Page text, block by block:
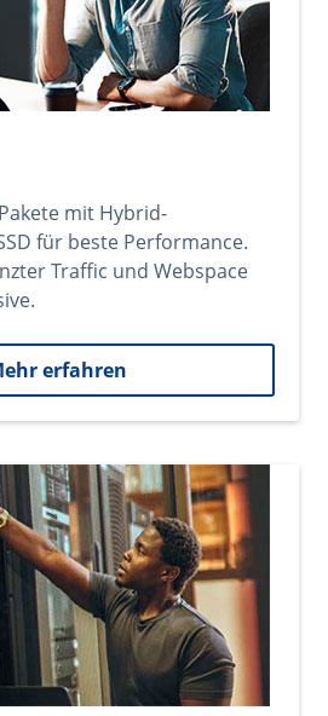
mit Hybrid-
für beste Performance.
Traffic und Webspace
erfahren